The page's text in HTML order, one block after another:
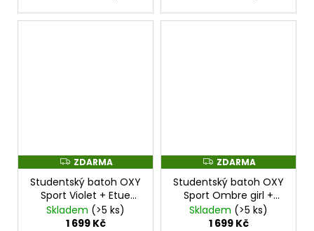
Z
D
A
R
M
A
ZDARMA
Studentský batoh OXY
Sport Violet + Etue
zdarma
Skladem (>5 ks)
1 699 Kč
Z
D
A
R
M
A
ZDARMA
Studentský batoh OXY
Sport Ombre girl +
Etue zdarma
Skladem (>5 ks)
1 699 Kč